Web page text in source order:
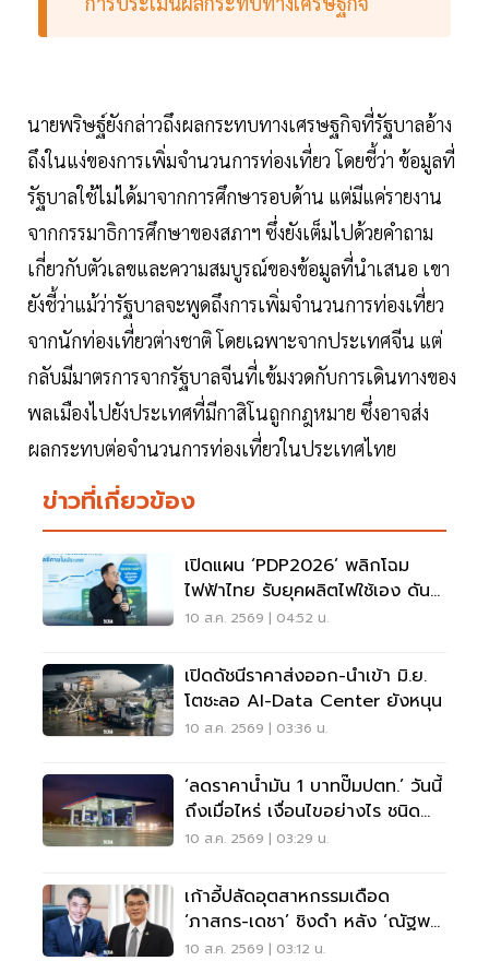
นายพริษฐ์ยังกล่าวถึงผลกระทบทางเศรษฐกิจที่รัฐบาลอ้าง
ถึงในแง่ของการเพิ่มจำนวนการท่องเที่ยว โดยชี้ว่า ข้อมูลที่
รัฐบาลใช้ไม่ได้มาจากการศึกษารอบด้าน แต่มีแค่รายงาน
จากกรรมาธิการศึกษาของสภาฯ ซึ่งยังเต็มไปด้วยคำถาม
เกี่ยวกับตัวเลขและความสมบูรณ์ของข้อมูลที่นำเสนอ เขา
ยังชี้ว่าแม้ว่ารัฐบาลจะพูดถึงการเพิ่มจำนวนการท่องเที่ยว
จากนักท่องเที่ยวต่างชาติ โดยเฉพาะจากประเทศจีน แต่
กลับมีมาตรการจากรัฐบาลจีนที่เข้มงวดกับการเดินทางของ
พลเมืองไปยังประเทศที่มีกาสิโนถูกกฎหมาย ซึ่งอาจส่ง
ผลกระทบต่อจำนวนการท่องเที่ยวในประเทศไทย
ข่าวที่เกี่ยวข้อง
เปิดแผน ‘PDP2026’ พลิกโฉม
ไฟฟ้าไทย รับยุคผลิตไฟใช้เอง ดัน
พลังงานสะอาดสู่ Net Zero
10 ส.ค. 2569 | 04:52 น.
เปิดดัชนีราคาส่งออก-นำเข้า มิ.ย.
โตชะลอ AI-Data Center ยังหนุน
10 ส.ค. 2569 | 03:36 น.
‘ลดราคาน้ำมัน 1 บาทปั๊มปตท.’ วันนี้
ถึงเมื่อไหร่ เงื่อนไขอย่างไร ชนิด
ไหน
10 ส.ค. 2569 | 03:29 น.
เก้าอี้ปลัดอุตสาหกรรมเดือด
‘ภาสกร-เดชา’ ชิงดำ หลัง ‘ณัฐพล’
จ่อโยกคุมพลังงาน
10 ส.ค. 2569 | 03:12 น.